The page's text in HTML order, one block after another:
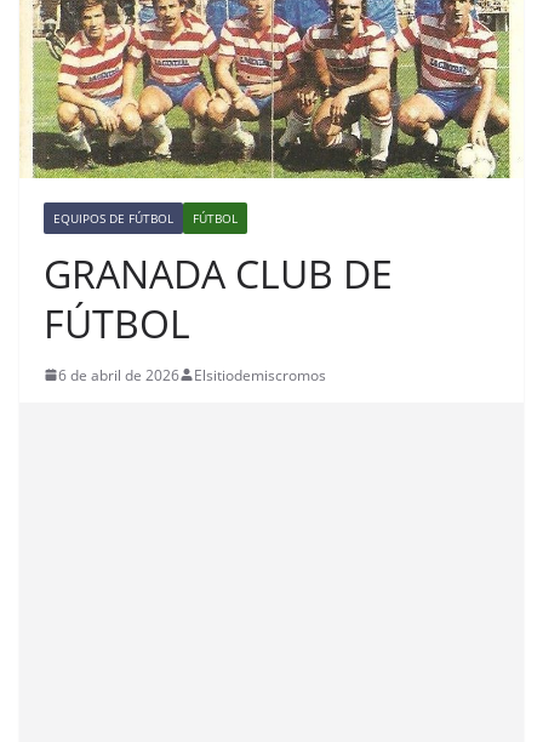
EQUIPOS DE FÚTBOL FÚTBOL
GRANADA CLUB DE
FÚTBOL
6 de abril de 2026 Elsitiodemiscromos